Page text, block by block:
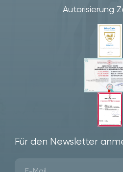
Autorisierung
Für den Newsletter